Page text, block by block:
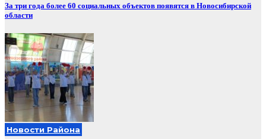
За три года более 60 социальных объектов появятся в Новосибирской
области
Новости Района